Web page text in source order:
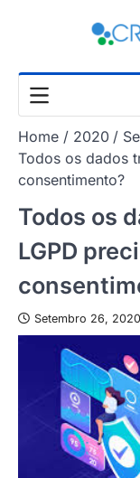
Home 2020
Todos os dados
consentimento?
Todos os
LGPD
Setembro 26, 2020